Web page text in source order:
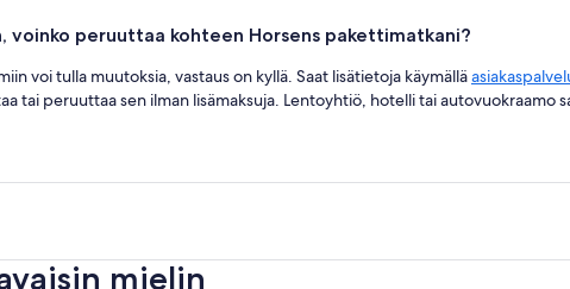
voinko peruuttaa kohteen Horsens pakettimatkani?
voi tulla muutoksia, vastaus on kyllä. Saat lisätietoja käymällä
tai peruuttaa sen ilman lisämaksuja. Lentoyhtiö, hotelli tai autovuokraamo
mielin